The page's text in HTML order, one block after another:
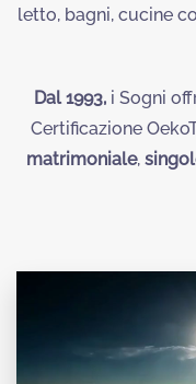
letto, bagni, cucine
Dal 1993, i Sogni
Certificazione
matrimoniale,